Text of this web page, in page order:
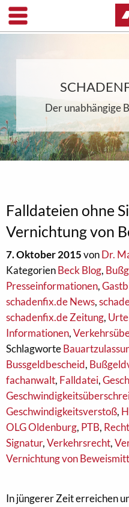
Der unabhängige
Falldateien ohne
Vernichtung von
7. Oktober 2015vonDr.
KategorienBeck Blog,
Presseinformationen,
schadenfix.de News,
schadenfix.de Zeitung,
Informationen,
Schlagworte
Bussgeldbescheid,
fachanwalt, Falldatei,
Geschwindigkeitsverstoß,
OLG Oldenburg, PTB,
Signatur,Verkehrsrecht,
Vernichtung von
In jüngerer Zeit erreichen